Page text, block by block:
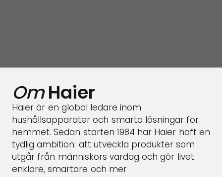
OmHaier
Haier är en global ledare inom
hushållsapparater och smarta lösningar för
hemmet. Sedan starten 1984 har Haier haft en
tydlig ambition: att utveckla produkter som
utgår från människors vardag och gör livet
enklare, smartare och mer